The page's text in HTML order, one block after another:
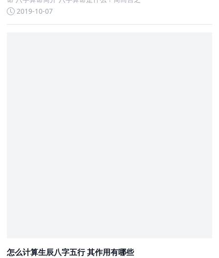
2019-10-07
怎么计算生辰八字五行 其作用有哪些